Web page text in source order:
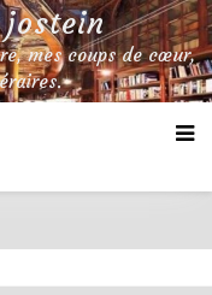
mes coups de cœur,